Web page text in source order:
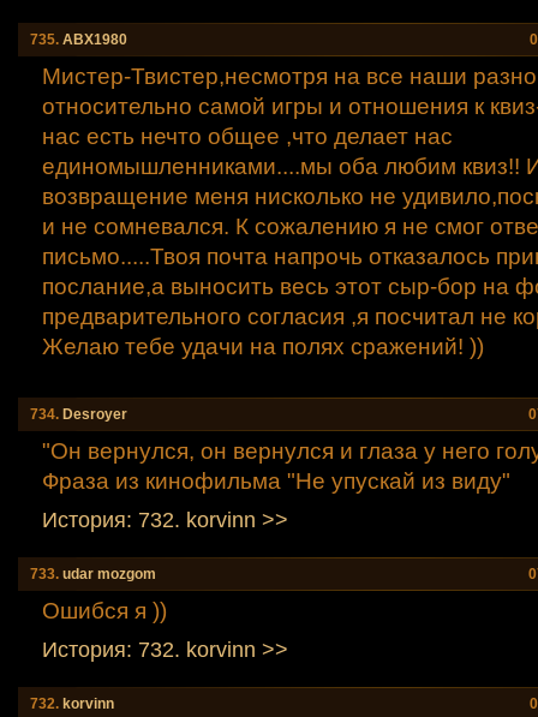
735. АВХ1980
Мистер-Твистер,несмотря на все наши
относительно самой игры и отношения к
нас есть нечто общее ,что делает нас
единомышленниками....мы оба любим квиз!!
возвращение меня нисколько не
и не сомневался. К сожалению я не смог
письмо.....Твоя почта напрочь отказалось
послание,а выносить весь этот сыр-бор на
предварительного согласия ,я посчитал не
Желаю тебе удачи на полях сражений! ))
734. Desroyer
"Он вернулся, он вернулся и глаза у него
Фраза из кинофильма "Не упускай из виду"
История: 732. korvinn >>
733. udar mozgom
Ошибся я ))
История: 732. korvinn >>
732. korvinn